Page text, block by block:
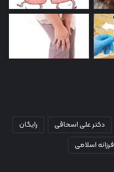
دکتر علی اسحاقی
رایگان
فرزانه اسلامی